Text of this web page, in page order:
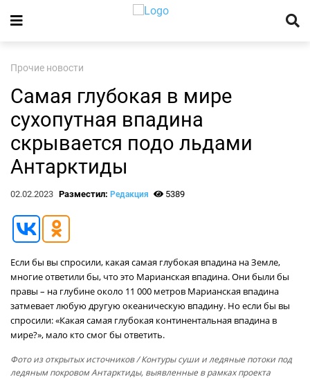
Прочие новости
Самая глубокая в мире
сухопутная впадина
скрывается подо льдами
Антарктиды
02.02.2023 Разместил: Редакция 5389
Если бы вы спросили, какая самая глубокая впадина на Земле,
многие ответили бы, что это Марианская впадина. Они были бы
правы – на глубине около 11 000 метров Марианская впадина
затмевает любую другую океаническую впадину. Но если бы вы
спросили: «Какая самая глубокая континентальная впадина в
мире?», мало кто смог бы ответить.
Фото из открытых источников/ Контуры суши и ледяные потоки под
ледяным покровом Антарктиды, выявленные в рамках проекта